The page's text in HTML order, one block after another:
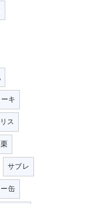
キ
ス
栗
サブレ
缶